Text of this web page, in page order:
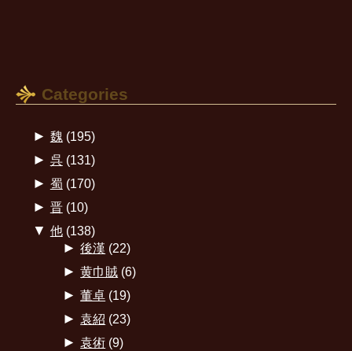
Categories
► 魏 (195)
► 呉(131)
► 蜀 (170)
► 晋(10)
▼ 他(138)
► 後漢 (22)
► 黄巾賊 (6)
► 董卓 (19)
► 袁紹 (23)
► 袁術 (9)